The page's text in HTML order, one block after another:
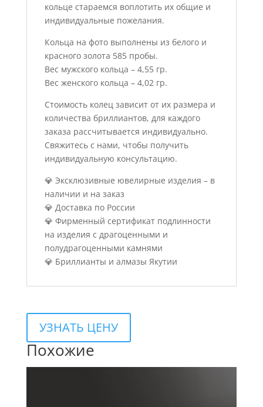
кольце стараемся воплотить их общие и
индивидуальные пожелания.
Кольца на фото выполнены из белого и
красного золота 585 пробы.
Вес мужского кольца – 4,55 гр.
Вес женского кольца – 4,02 гр.
Стоимость колец зависит от их размера и
количества бриллиантов, для каждого
заказа рассчитывается индивидуально.
Свяжитесь с нами, чтобы получить
индивидуальную консультацию.
💎 Эксклюзивные ювелирные изделия – в
наличии и на заказ
💎 Доставка по России
💎 Фирменный сертификат подлинности
на изделия с драгоценными и
полудрагоценными камнями
💎 Бриллианты и алмазы Якутии
УЗНАТЬ ЦЕНУ
Похожие